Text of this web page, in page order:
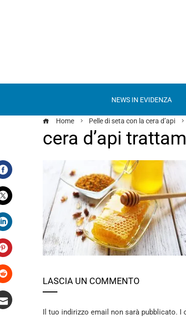
NEWS IN EVIDENZA
Home Pelle di seta con la cera d’api
cera d’api
Facebook
Twitter
LinkedIn
Pinterest
Stumbleupon
LASCIA UN COMMENTO
Il tuo indirizzo email non sarà pubblicato. I